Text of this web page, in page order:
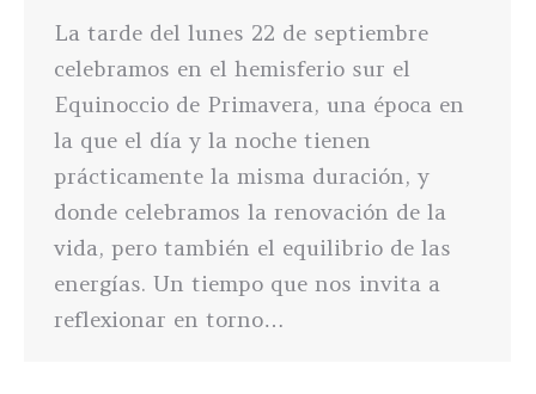
La tarde del lunes 22 de septiembre
celebramos en el hemisferio sur el
Equinoccio de Primavera, una época en
la que el día y la noche tienen
prácticamente la misma duración, y
donde celebramos la renovación de la
vida, pero también el equilibrio de las
energías. Un tiempo que nos invita a
reflexionar en torno…